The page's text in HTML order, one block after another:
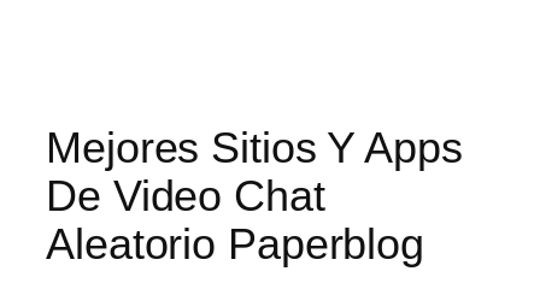
Mejores Sitios Y Apps
De Video Chat
Aleatorio Paperblog